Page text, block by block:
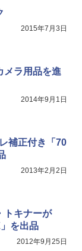
2015年7月3日
メラ用品を進
2014年9月1日
補正付き「70
2013年2月2日
トキナーが
を出品
2012年9月25日